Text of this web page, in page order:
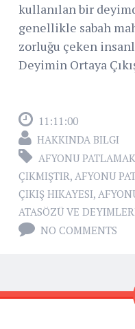
kullanılan bir
genellikle sabah
zorluğu çeken
Deyimin Ortaya
11:11:00
HAKKINDA BILGI
AFYONU
ÇIKMIŞTIR, AFYONU
ÇIKIŞ HIKAYESI,
ATASÖZÜ VE
NO COMMENTS